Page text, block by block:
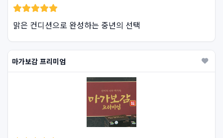
맑은 컨디션으로 완성하는 중년의 선택
마가보감 프리미엄